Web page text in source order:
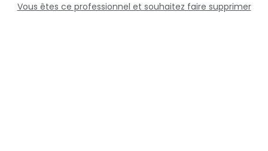
Vous êtes ce professionnel et souhaitez faire supprimer